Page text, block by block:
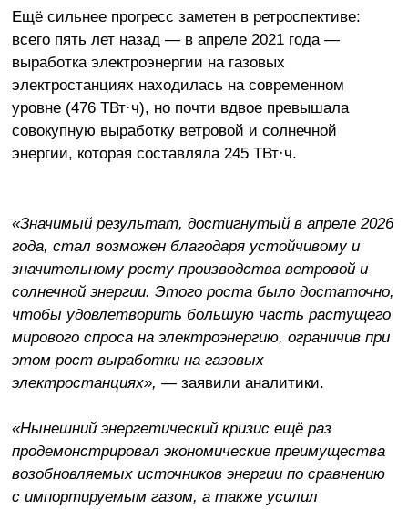
Ещё сильнее прогресс заметен в ретроспективе:
всего пять лет назад — в апреле 2021 года —
выработка электроэнергии на газовых
электростанциях находилась на современном
уровне (476 ТВт·ч), но почти вдвое превышала
совокупную выработку ветровой и солнечной
энергии, которая составляла 245 ТВт·ч.
«Значимый результат, достигнутый в апреле 2026
года, стал возможен благодаря устойчивому и
значительному росту производства ветровой и
солнечной энергии. Этого роста было достаточно,
чтобы удовлетворить большую часть растущего
мирового спроса на электроэнергию, ограничив при
этом рост выработки на газовых
электростанциях», — заявили аналитики.
«Нынешний энергетический кризис ещё раз
продемонстрировал экономические преимущества
возобновляемых источников энергии по сравнению
с импортируемым газом, а также усилил